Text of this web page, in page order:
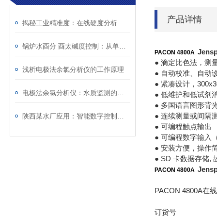
浅析电极法余氯分析仪的工作原理
产品详情
PACON 4800A
● 滴定比色法，测
● 自动校准、自动
● 紧凑设计，
● 低维护和低试剂
● 多国语言图形背
● 连续测量或间隔
● 可编程触点输出
● 可编程数字输入
● 安装方便，操作
● SD 卡数据存储,
PACON 4800A
PACON 4800A在
订货号